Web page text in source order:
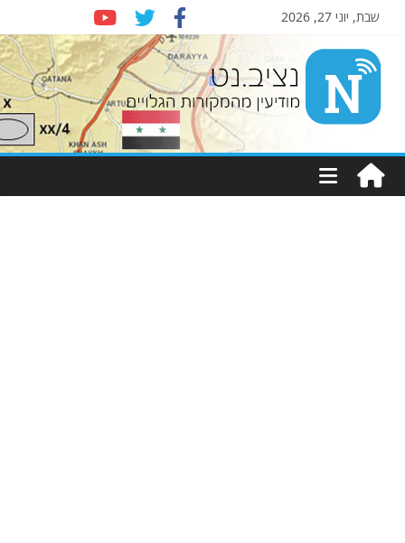
שבת, יוני 27, 2026
Nziv.net
מודיעין
מהמקורות